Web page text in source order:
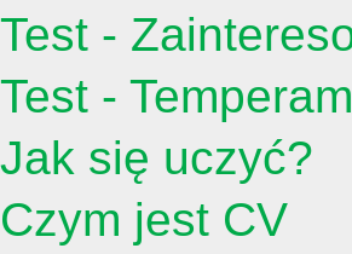
Test -
Test -
Jak się uczyć?
Czym jest CV